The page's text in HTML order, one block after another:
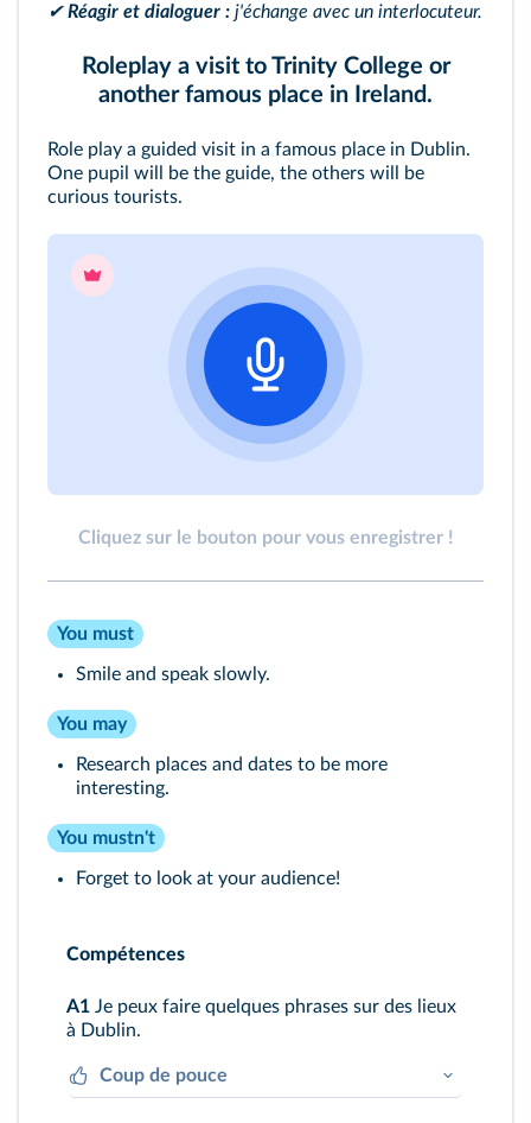
✔Réagir et dialoguer : j'échange avec un interlocuteur.
Roleplay a visit to Trinity College or
another famous place in Ireland.
Role play a guided visit in a famous place in Dublin.
One pupil will be the guide, the others will be
curious tourists.
Cliquez sur le bouton pour vous enregistrer !
You must
Smile and speak slowly.
You may
Research places and dates to be more
interesting.
You mustn't
Forget to look at your audience!
Compétences
A1 Je peux faire quelques phrases sur des lieux
à Dublin.
Coup de pouce